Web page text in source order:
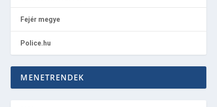
Fejér megye
Police.hu
MENETRENDEK